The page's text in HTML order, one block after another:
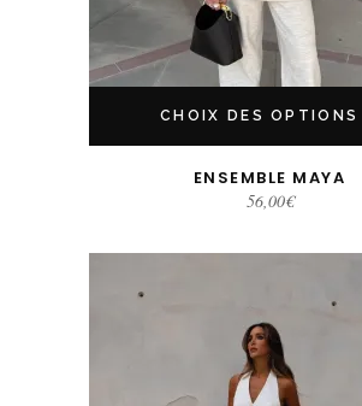
CHOIX DES OPTIONS
ENSEMBLE MAYA
56,00€